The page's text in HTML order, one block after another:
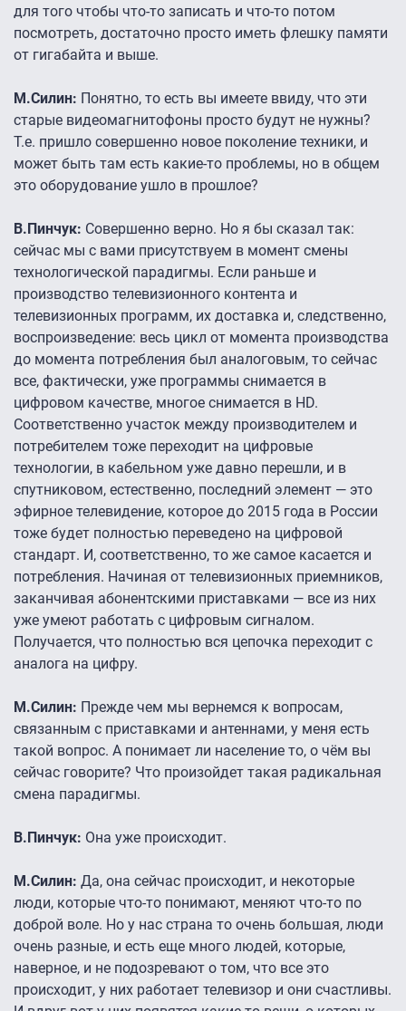
для того чтобы что-то записать и что-то потом
посмотреть, достаточно просто иметь флешку памяти
от гигабайта и выше.
М.Силин: Понятно, то есть вы имеете ввиду, что эти
старые видеомагнитофоны просто будут не нужны?
Т.е. пришло совершенно новое поколение техники, и
может быть там есть какие-то проблемы, но в общем
это оборудование ушло в прошлое?
В.Пинчук: Совершенно верно. Но я бы сказал так:
сейчас мы с вами присутствуем в момент смены
технологической парадигмы. Если раньше и
производство телевизионного контента и
телевизионных программ, их доставка и, следственно,
воспроизведение: весь цикл от момента производства
до момента потребления был аналоговым, то сейчас
все, фактически, уже программы снимается в
цифровом качестве, многое снимается в HD.
Соответственно участок между производителем и
потребителем тоже переходит на цифровые
технологии, в кабельном уже давно перешли, и в
спутниковом, естественно, последний элемент — это
эфирное телевидение, которое до 2015 года в России
тоже будет полностью переведено на цифровой
стандарт. И, соответственно, то же самое касается и
потребления. Начиная от телевизионных приемников,
заканчивая абонентскими приставками — все из них
уже умеют работать с цифровым сигналом.
Получается, что полностью вся цепочка переходит с
аналога на цифру.
М.Силин: Прежде чем мы вернемся к вопросам,
связанным с приставками и антеннами, у меня есть
такой вопрос. А понимает ли население то, о чём вы
сейчас говорите? Что произойдет такая радикальная
смена парадигмы.
В.Пинчук: Она уже происходит.
М.Силин: Да, она сейчас происходит, и некоторые
люди, которые что-то понимают, меняют что-то по
доброй воле. Но у нас страна то очень большая, люди
очень разные, и есть еще много людей, которые,
наверное, и не подозревают о том, что все это
происходит, у них работает телевизор и они счастливы.